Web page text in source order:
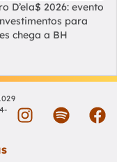
D’ela$ 2026: evento
para
chega a BH